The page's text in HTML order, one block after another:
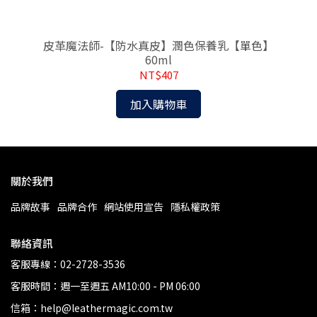
皮革魔法師-【防水真皮】潤色保養乳【單色】
60ml
NT$407
加入購物車
關於我們
品牌故事 品牌合作 網站使用宣告 隱私權政策
聯絡資訊
客服專線：02-2728-3536
客服時間：週一至週五 AM10:00 - PM 06:00
信箱：help@leathermagic.com.tw